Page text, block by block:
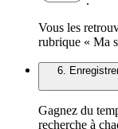
Vous les
rubrique « Ma
6.
Gagnez du
recherche à